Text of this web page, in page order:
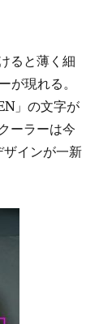
ると薄く細
が現れる。
」の文字が
ーラーは今
インが一新